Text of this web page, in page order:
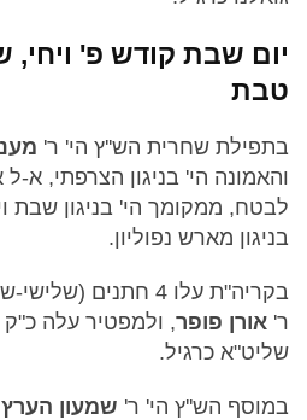
יום שבת קודש פ' ויחי,
טבת
בתפילת שחרית הש''ץ הי' ר'
והאמונה הי' בניגון הצרפתי, א-ל
לבטח, ממקומך הי' בניגון שבת
בניגון מארש נפוליון.
בקריה"ת עלו 4 חתנים
ר' אורן פופר, ולמפטיר עלה
שליט"א כרגיל.
במוסף הש''ץ הי' ר' שמעון הערץ